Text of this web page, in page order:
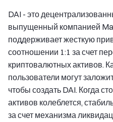
DAI - это
выпущенный компанией
поддерживает жесткую
соотношении 1:1 за счет
криптовалютных активов.
пользователи могут
чтобы создать DAI. Когда
активов колеблется,
за счет механизма